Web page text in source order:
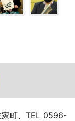
家町、TEL 0596-